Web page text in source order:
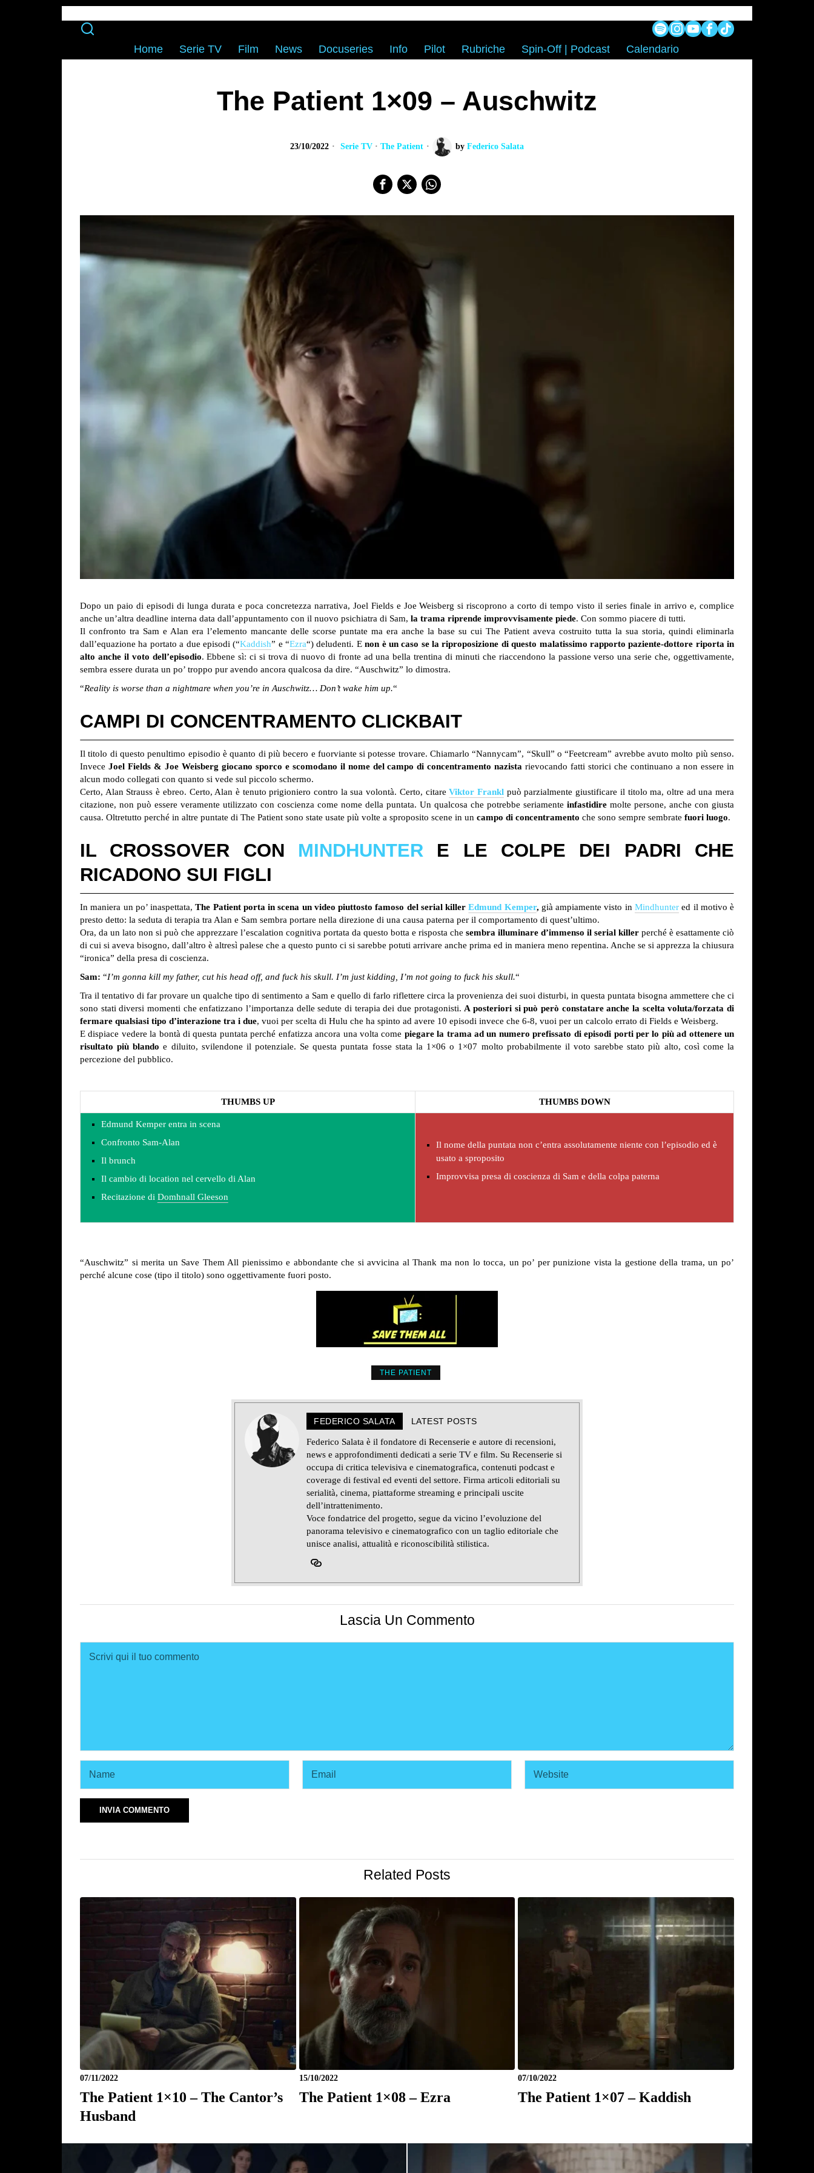
Home Serie TV Film News Docuseries Info Pilot Rubriche Spin-Off | Podcast Calendario
The Patient 1×09 – Auschwitz
23/10/2022 Serie TV · The Patient by Federico Salata
Dopo un paio di episodi di lunga durata e poca concretezza narrativa, Joel Fields e Joe Weisberg si riscoprono a corto di tempo visto il series finale in arrivo e, complice
anche un’altra deadline interna data dall’appuntamento con il nuovo psichiatra di Sam, la trama riprende improvvisamente piede. Con sommo piacere di tutti.
Il confronto tra Sam e Alan era l’elemento mancante delle scorse puntate ma era anche la base su cui The Patient aveva costruito tutta la sua storia, quindi eliminarla
dall’equazione ha portato a due episodi (“Kaddish” e “Ezra“) deludenti. Enon è un caso se la riproposizione di questo malatissimo rapporto paziente-dottore riporta in
alto anche il voto dell’episodio. Ebbene sì: ci si trova di nuovo di fronte ad una bella trentina di minuti che riaccendono la passione verso una serie che, oggettivamente,
sembra essere durata un po’ troppo pur avendo ancora qualcosa da dire. “Auschwitz” lo dimostra.
“Reality is worse than a nightmare when you’re in Auschwitz… Don’t wake him up.“
CAMPI DI CONCENTRAMENTO CLICKBAIT
Il titolo di questo penultimo episodio è quanto di più becero e fuorviante si potesse trovare. Chiamarlo “Nannycam”, “Skull” o “Feetcream” avrebbe avuto molto più senso.
Invece Joel Fields & Joe Weisberg giocano sporco e scomodano il nome del campo di concentramento nazista rievocando fatti storici che continuano a non essere in
alcun modo collegati con quanto si vede sul piccolo schermo.
Certo, Alan Strauss è ebreo. Certo, Alan è tenuto prigioniero contro la sua volontà. Certo, citareViktor Franklpuò parzialmente giustificare il titolo ma, oltre ad una mera
citazione, non può essere veramente utilizzato con coscienza come nome della puntata. Un qualcosa che potrebbe seriamente infastidire molte persone, anche con giusta
causa. Oltretutto perché in altre puntate di The Patient sono state usate più volte a sproposito scene in un campo di concentramento che sono sempre sembrate fuori luogo.
IL CROSSOVER CON MINDHUNTER E LE COLPE DEI PADRI CHE
RICADONO SUI FIGLI
In maniera un po’ inaspettata,The Patient porta in scena un video piuttosto famoso del serial killerEdmund Kemper, già ampiamente visto in Mindhuntered il motivo è
presto detto: la seduta di terapia tra Alan e Sam sembra portare nella direzione di una causa paterna per il comportamento di quest’ultimo.
Ora, da un lato non si può che apprezzare l’escalation cognitiva portata da questo botta e risposta che sembra illuminare d’immenso il serial killer perché è esattamente ciò
di cui si aveva bisogno, dall’altro è altresì palese che a questo punto ci si sarebbe potuti arrivare anche prima ed in maniera meno repentina. Anche se si apprezza la chiusura
“ironica” della presa di coscienza.
Sam: “I’m gonna kill my father, cut his head off, and fuck his skull. I’m just kidding, I’m not going to fuck his skull.“
Tra il tentativo di far provare un qualche tipo di sentimento a Sam e quello di farlo riflettere circa la provenienza dei suoi disturbi, in questa puntata bisogna ammettere che ci
sono stati diversi momenti che enfatizzano l’importanza delle sedute di terapia dei due protagonisti. A posteriori si può però constatare anche la scelta voluta/forzata di
fermare qualsiasi tipo d’interazione tra i due, vuoi per scelta di Hulu che ha spinto ad avere 10 episodi invece che 6-8, vuoi per un calcolo errato di Fields e Weisberg.
E dispiace vedere la bontà di questa puntata perché enfatizza ancora una volta come piegare la trama ad un numero prefissato di episodi porti per lo più ad ottenere un
risultato più blando e diluito, svilendone il potenziale. Se questa puntata fosse stata la 1×06 o 1×07 molto probabilmente il voto sarebbe stato più alto, così come la
percezione del pubblico.
THUMBS UP THUMBS DOWN
Edmund Kemper entra in scena
Confronto Sam-Alan
Il brunch
Il cambio di location nel cervello di Alan
Recitazione di Domhnall Gleeson
Il nome della puntata non c’entra assolutamente niente con l’episodio ed è
usato a sproposito
Improvvisa presa di coscienza di Sam e della colpa paterna
“Auschwitz” si merita un Save Them All pienissimo e abbondante che si avvicina al Thank ma non lo tocca, un po’ per punizione vista la gestione della trama, un po’
perché alcune cose (tipo il titolo) sono oggettivamente fuori posto.
THE PATIENT
FEDERICO SALATA LATEST POSTS
Federico Salata è il fondatore di Recenserie e autore di recensioni,
news e approfondimenti dedicati a serie TV e film. Su Recenserie si
occupa di critica televisiva e cinematografica, contenuti podcast e
coverage di festival ed eventi del settore. Firma articoli editoriali su
serialità, cinema, piattaforme streaming e principali uscite
dell’intrattenimento.
Voce fondatrice del progetto, segue da vicino l’evoluzione del
panorama televisivo e cinematografico con un taglio editoriale che
unisce analisi, attualità e riconoscibilità stilistica.
Lascia Un Commento
Related Posts
07/11/2022
The Patient 1×10 – The Cantor’s
Husband
15/10/2022
The Patient 1×08 – Ezra
07/10/2022
The Patient 1×07 – Kaddish